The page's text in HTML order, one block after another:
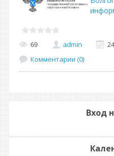
69 admin
Комментарии (0)
Вход